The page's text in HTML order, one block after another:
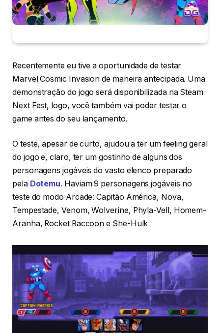
Recentemente eu tive a oportunidade de testar
Marvel Cosmic Invasion de maneira antecipada. Uma
demonstração do jogo será disponibilizada na Steam
Next Fest, logo, você também vai poder testar o
game antes do seu lançamento.
O teste, apesar de curto, ajudou a ter um feeling geral
do jogo e, claro, ter um gostinho de alguns dos
personagens jogáveis do vasto elenco preparado
pela Dotemu. Haviam 9 personagens jogáveis no
teste do modo Arcade: Capitão América, Nova,
Tempestade, Venom, Wolverine, Phyla-Vell, Homem-
Aranha, Rocket Raccoon e She-Hulk